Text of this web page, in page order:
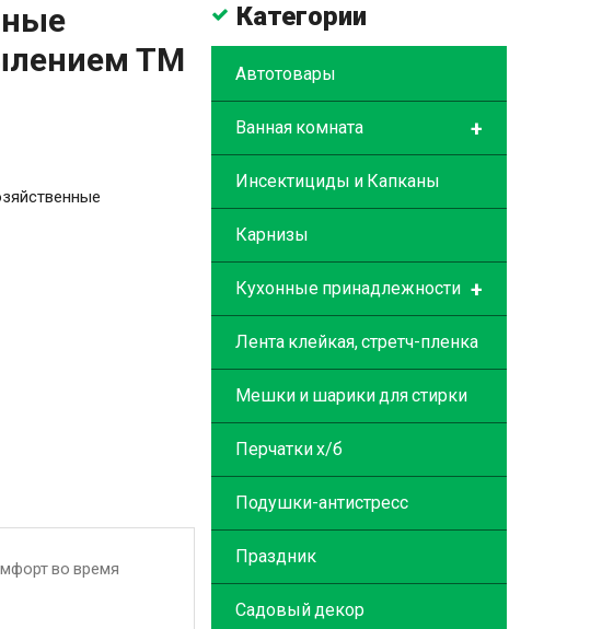
ТМ
во время
Категории
Автотовары
+
Ванная комната
Инсектициды и Капканы
Карнизы
+
Кухонные принадлежности
Лента клейкая, стретч-пленка
Мешки и шарики для стирки
Перчатки х/б
Подушки-антистресс
Праздник
Садовый декор